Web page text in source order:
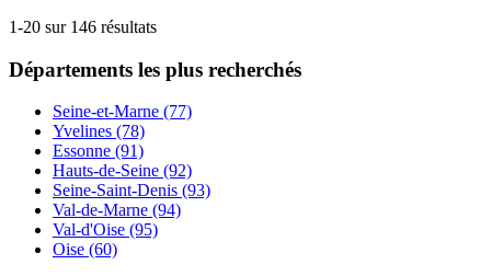
1-20 sur 146 résultats
Départements les plus recherchés
Seine-et-Marne (77)
Yvelines (78)
Essonne (91)
Hauts-de-Seine (92)
Seine-Saint-Denis (93)
Val-de-Marne (94)
Val-d'Oise (95)
Oise (60)